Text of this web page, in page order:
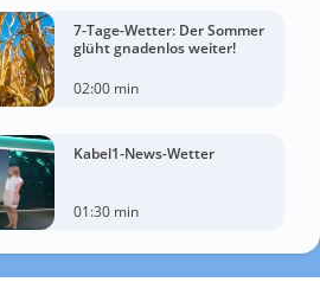
7-Tage-Wetter: Der Sommer
glüht gnadenlos weiter!
02:00 min
Kabel1-News-Wetter
01:30 min